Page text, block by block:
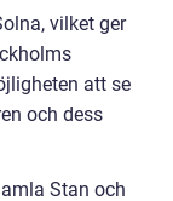
vilket ger
att se
och dess
Stan och